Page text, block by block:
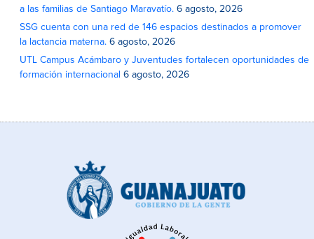
a las familias de Santiago Maravatío. 6 agosto, 2026
SSG cuenta con una red de 146 espacios destinados a promover
la lactancia materna. 6 agosto, 2026
UTL Campus Acámbaro y Juventudes fortalecen oportunidades de
formación internacional 6 agosto, 2026